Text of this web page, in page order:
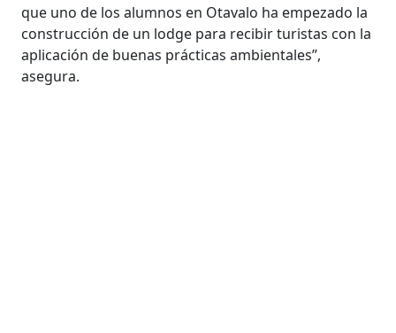
que uno de los alumnos en Otavalo ha empezado la
construcción de un lodge para recibir turistas con la
aplicación de buenas prácticas ambientales”,
asegura.